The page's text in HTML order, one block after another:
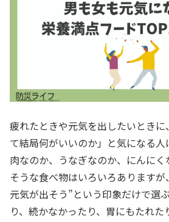
疲れたときや元気を出したいとき
て結局何がいいのか」と気になる
肉なのか、うなぎなのか、にんに
そうな食べ物はいろいろあります
元気が出そう”という印象だけで選
り、続かなかったり、胃にもたれた